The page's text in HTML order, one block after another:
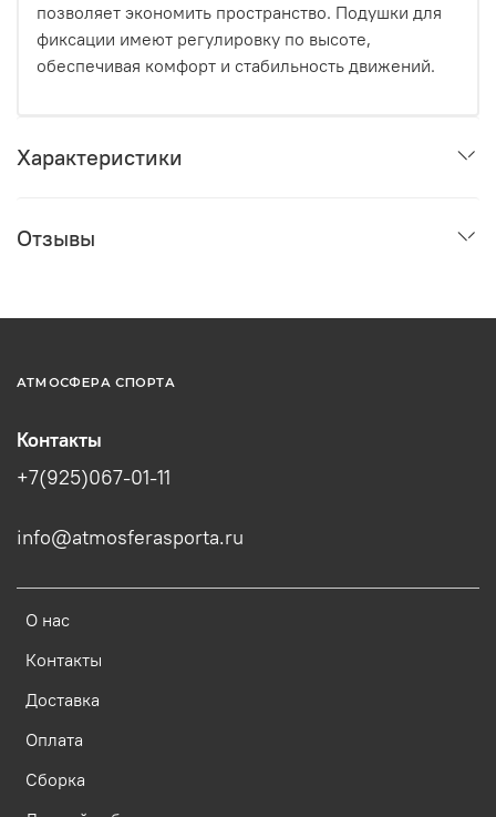
позволяет экономить пространство. Подушки для
фиксации имеют регулировку по высоте,
обеспечивая комфорт и стабильность движений.
Характеристики
Отзывы
АТМОСФЕРА СПОРТА
О нас
Контакты
Доставка
Оплата
Сборка
Контакты
+7(925)067-01-11
info@atmosferasporta.ru